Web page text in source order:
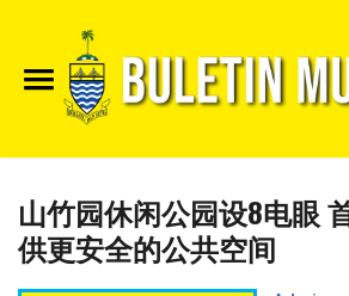
山竹园休闲公园设8电眼
供更安全的公共空间